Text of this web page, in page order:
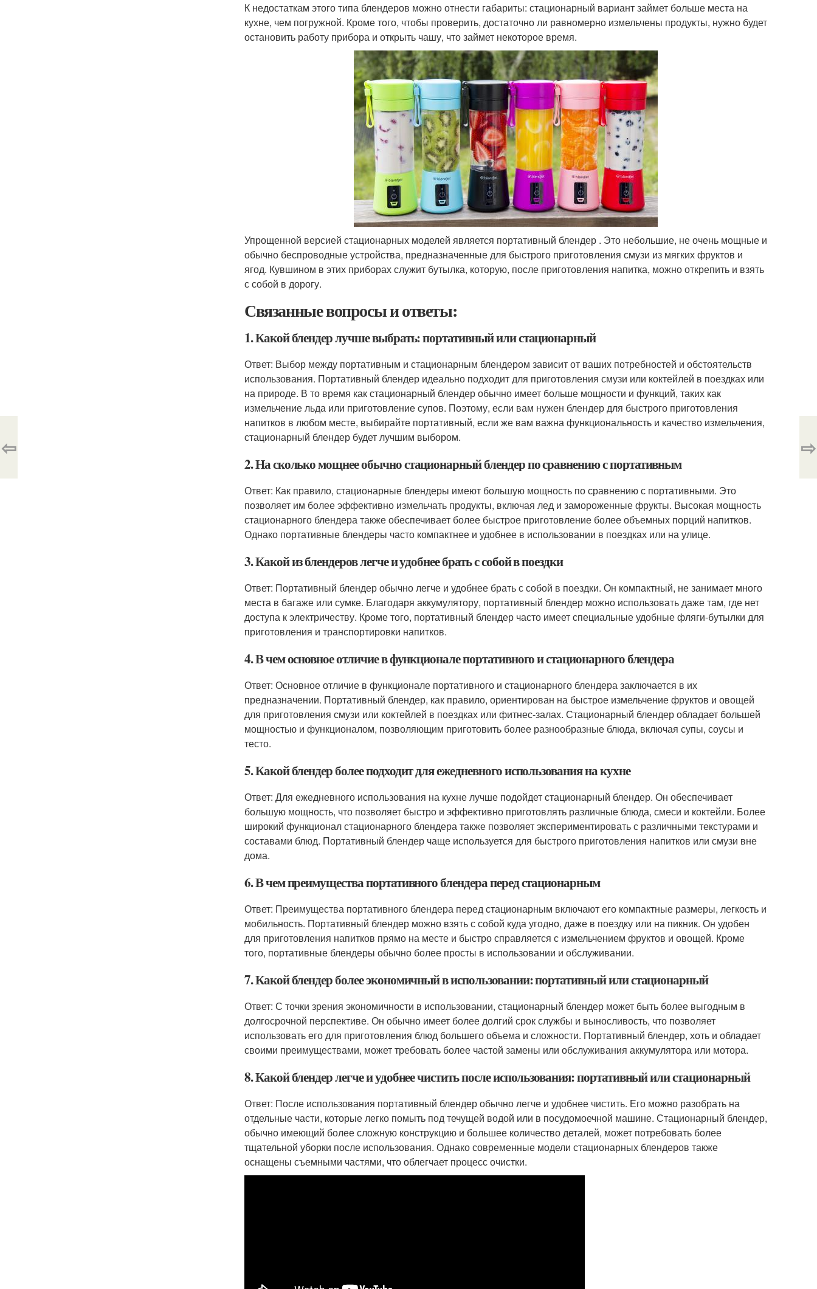
К недостаткам этого типа блендеров можно отнести габариты: стационарный вариант займет больше места на
кухне, чем погружной. Кроме того, чтобы проверить, достаточно ли равномерно измельчены продукты, нужно будет
остановить работу прибора и открыть чашу, что займет некоторое время.
Упрощенной версией стационарных моделей является портативный блендер . Это небольшие, не очень мощные и
обычно беспроводные устройства, предназначенные для быстрого приготовления смузи из мягких фруктов и
ягод. Кувшином в этих приборах служит бутылка, которую, после приготовления напитка, можно открепить и взять
с собой в дорогу.
Связанные вопросы и ответы:
1. Какой блендер лучше выбрать: портативный или стационарный
Ответ: Выбор между портативным и стационарным блендером зависит от ваших потребностей и обстоятельств
использования. Портативный блендер идеально подходит для приготовления смузи или коктейлей в поездках или
на природе. В то время как стационарный блендер обычно имеет больше мощности и функций, таких как
измельчение льда или приготовление супов. Поэтому, если вам нужен блендер для быстрого приготовления
напитков в любом месте, выбирайте портативный, если же вам важна функциональность и качество измельчения,
стационарный блендер будет лучшим выбором.
2. На сколько мощнее обычно стационарный блендер по сравнению с портативным
Ответ: Как правило, стационарные блендеры имеют большую мощность по сравнению с портативными. Это
позволяет им более эффективно измельчать продукты, включая лед и замороженные фрукты. Высокая мощность
стационарного блендера также обеспечивает более быстрое приготовление более объемных порций напитков.
Однако портативные блендеры часто компактнее и удобнее в использовании в поездках или на улице.
3. Какой из блендеров легче и удобнее брать с собой в поездки
Ответ: Портативный блендер обычно легче и удобнее брать с собой в поездки. Он компактный, не занимает много
места в багаже или сумке. Благодаря аккумулятору, портативный блендер можно использовать даже там, где нет
доступа к электричеству. Кроме того, портативный блендер часто имеет специальные удобные фляги-бутылки для
приготовления и транспортировки напитков.
4. В чем основное отличие в функционале портативного и стационарного блендера
Ответ: Основное отличие в функционале портативного и стационарного блендера заключается в их
предназначении. Портативный блендер, как правило, ориентирован на быстрое измельчение фруктов и овощей
для приготовления смузи или коктейлей в поездках или фитнес-залах. Стационарный блендер обладает большей
мощностью и функционалом, позволяющим приготовить более разнообразные блюда, включая супы, соусы и
тесто.
5. Какой блендер более подходит для ежедневного использования на кухне
Ответ: Для ежедневного использования на кухне лучше подойдет стационарный блендер. Он обеспечивает
большую мощность, что позволяет быстро и эффективно приготовлять различные блюда, смеси и коктейли. Более
широкий функционал стационарного блендера также позволяет экспериментировать с различными текстурами и
составами блюд. Портативный блендер чаще используется для быстрого приготовления напитков или смузи вне
дома.
6. В чем преимущества портативного блендера перед стационарным
Ответ: Преимущества портативного блендера перед стационарным включают его компактные размеры, легкость и
мобильность. Портативный блендер можно взять с собой куда угодно, даже в поездку или на пикник. Он удобен
для приготовления напитков прямо на месте и быстро справляется с измельчением фруктов и овощей. Кроме
того, портативные блендеры обычно более просты в использовании и обслуживании.
7. Какой блендер более экономичный в использовании: портативный или стационарный
Ответ: С точки зрения экономичности в использовании, стационарный блендер может быть более выгодным в
долгосрочной перспективе. Он обычно имеет более долгий срок службы и выносливость, что позволяет
использовать его для приготовления блюд большего объема и сложности. Портативный блендер, хоть и обладает
своими преимуществами, может требовать более частой замены или обслуживания аккумулятора или мотора.
8. Какой блендер легче и удобнее чистить после использования: портативный или стационарный
Ответ: После использования портативный блендер обычно легче и удобнее чистить. Его можно разобрать на
отдельные части, которые легко помыть под течущей водой или в посудомоечной машине. Стационарный блендер,
обычно имеющий более сложную конструкцию и большее количество деталей, может потребовать более
тщательной уборки после использования. Однако современные модели стационарных блендеров также
оснащены съемными частями, что облегчает процесс очистки.
⇦ ⇨